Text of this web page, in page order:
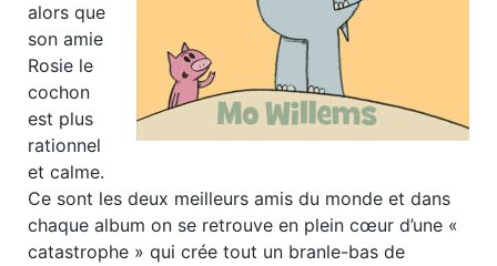
alors que
son amie
Rosie le
cochon
est plus
rationnel
et calme.
Ce sont les deux meilleurs amis du monde et dans
chaque album on se retrouve en plein cœur d’une «
catastrophe » qui crée tout un branle-bas de